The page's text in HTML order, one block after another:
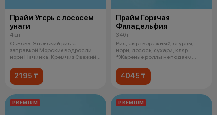
Прайм Угорь с лососем
унаги
4 шт
Основа: Японский рис с
заправкой Морские водросли
нори Начинка: Кремчиз Свежий
2195 ₸
Прайм Горячая
Филадельфия
340 г
Рис, сыр творожный, огурцы,
нори, лосось, сухари, кляр.
*Жареные роллы не подаем
4045 ₸
PREMIUM PREMIUM